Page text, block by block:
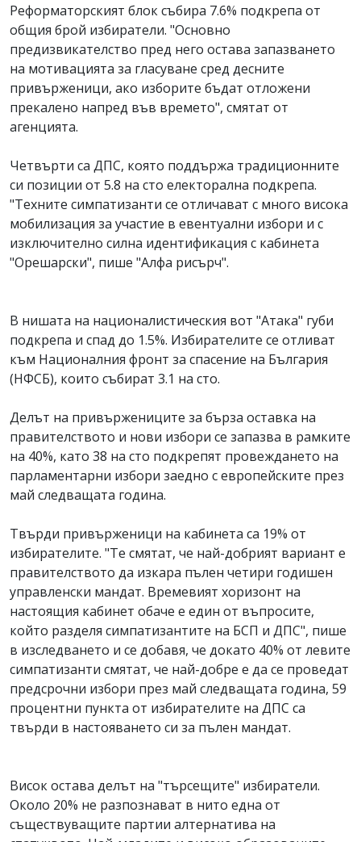
Реформаторският блок събира 7.6% подкрепа от
общия брой избиратели. "Основно
предизвикателство пред него остава запазването
на мотивацията за гласуване сред десните
привърженици, ако изборите бъдат отложени
прекалено напред във времето", смятат от
агенцията.
Четвърти са ДПС, която поддържа традиционните
си позиции от 5.8 на сто електорална подкрепа.
"Техните симпатизанти се отличават с много висока
мобилизация за участие в евентуални избори и с
изключително силна идентификация с кабинета
"Орешарски", пише "Алфа рисърч".
В нишата на националистическия вот "Атака" губи
подкрепа и спад до 1.5%. Избирателите се отливат
към Националния фронт за спасение на България
(НФСБ), които събират 3.1 на сто.
Делът на привържениците за бърза оставка на
правителството и нови избори се запазва в рамките
на 40%, като 38 на сто подкрепят провеждането на
парламентарни избори заедно с европейските през
май следващата година.
Твърди привърженици на кабинета са 19% от
избирателите. "Те смятат, че най-добрият вариант е
правителството да изкара пълен четири годишен
управленски мандат. Времевият хоризонт на
настоящия кабинет обаче е един от въпросите,
който разделя симпатизантите на БСП и ДПС", пише
в изследването и се добавя, че докато 40% от левите
симпатизанти смятат, че най-добре е да се проведат
предсрочни избори през май следващата година, 59
процентни пункта от избирателите на ДПС са
твърди в настояването си за пълен мандат.
Висок остава делът на "търсещите" избиратели.
Около 20% не разпознават в нито една от
съществуващите партии алтернатива на